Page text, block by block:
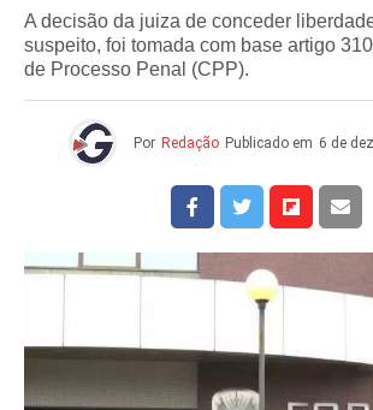
A decisão da juiza de conceder
suspeito, foi tomada com base artigo
de Processo Penal (CPP).
Por Redação Publicado em 6 de